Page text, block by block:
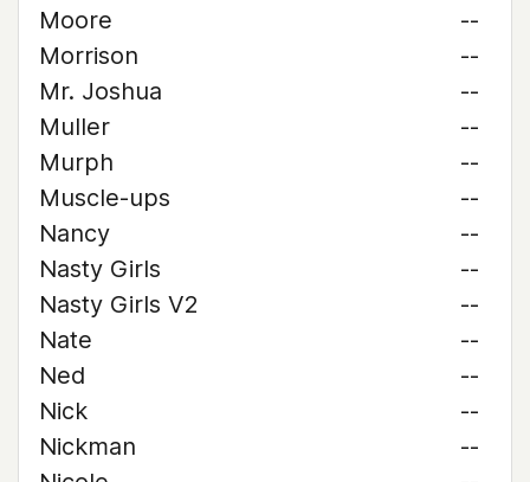
Moore
--
Morrison
--
Mr. Joshua
--
Muller
--
Murph
--
Muscle-ups
--
Nancy
--
Nasty Girls
--
Nasty Girls V2
--
Nate
--
Ned
--
Nick
--
Nickman
--